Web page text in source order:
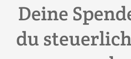
Deine
du